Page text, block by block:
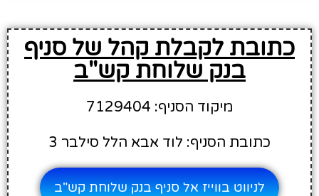
כתובת לקבלת קהל של סניף
בנק שלוחת קש"ב
מיקוד הסניף: 7129404
כתובת הסניף: לוד אבא הלל סילבר 3
לניווט בווייז אל סניף בנק שלוחת קש"ב